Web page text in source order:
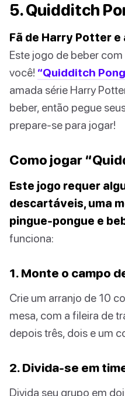
5. Quidditch
Fã de Harry Potter
Este jogo de beber
você! “Quidditch
amada série Harry
beber, então pegue
prepare-se para jogar!
Como jogar
Este jogo requer
descartáveis, uma
pingue-pongue e
funciona:
1. Monte o campo
Crie um arranjo de 10
mesa, com a fileira de
depois três, dois e um
2. Divida-se em
Divida seu grupo em